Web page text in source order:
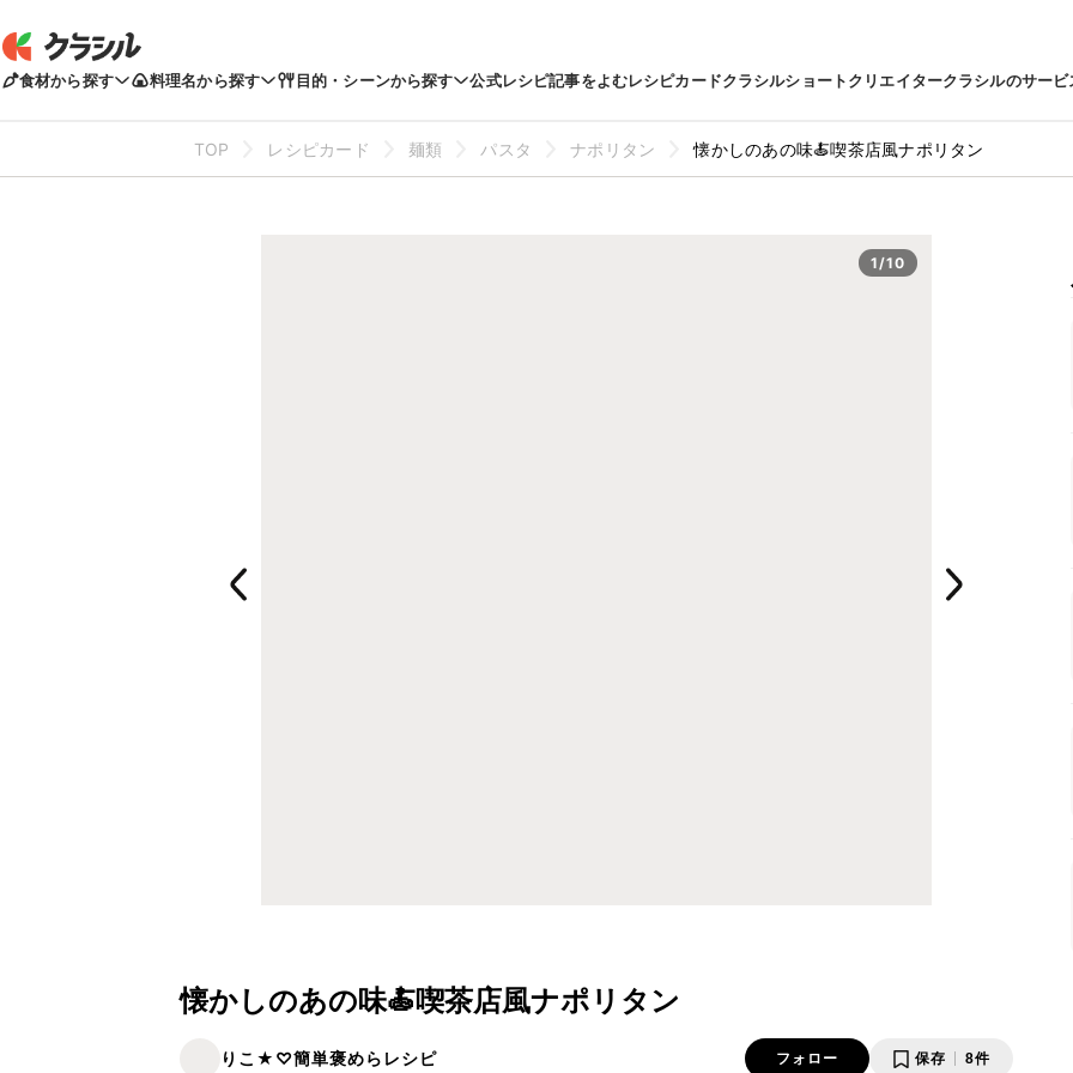
食材から探す 料理名から探す 目的・シーンから探す 公式レシピ記事をよむレシピカードクラシルショートクリエイタークラシルのサービ
TOP レシピカード 麺類 パスタ ナポリタン 懐かしのあの味🍝喫茶店風ナポリタン
1/10
懐かしのあの味🍝喫茶店風ナポリタン
りこ★♡簡単褒めらレシピ フォロー 保存 8件